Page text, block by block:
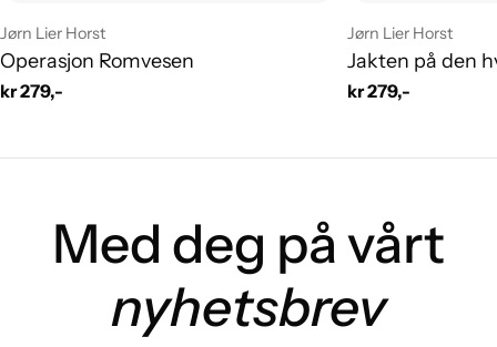
Leverandør:
Jørn Lier Horst
Operasjon Romvesen
Vanlig
kr 279,-
Leverandør:
Jørn Lier Horst
Jakten på den
Vanlig
kr 279,-
Med deg på vårt
nyhetsbrev